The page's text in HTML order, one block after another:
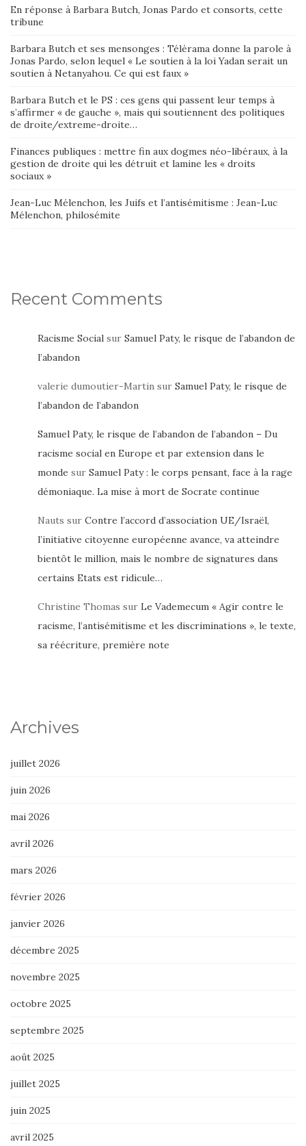
En réponse à Barbara Butch, Jonas Pardo et consorts, cette
tribune
Barbara Butch et ses mensonges : Télérama donne la parole à
Jonas Pardo, selon lequel « Le soutien à la loi Yadan serait un
soutien à Netanyahou. Ce qui est faux »
Barbara Butch et le PS : ces gens qui passent leur temps à
s’affirmer « de gauche », mais qui soutiennent des politiques
de droite/extreme-droite…
Finances publiques : mettre fin aux dogmes néo-libéraux, à la
gestion de droite qui les détruit et lamine les « droits
sociaux »
Jean-Luc Mélenchon, les Juifs et l’antisémitisme : Jean-Luc
Mélenchon, philosémite
Recent Comments
Racisme Social sur Samuel Paty, le risque de l’abandon de
l’abandon
valerie dumoutier-Martin sur Samuel Paty, le risque de
l’abandon de l’abandon
Samuel Paty, le risque de l’abandon de l’abandon – Du
racisme social en Europe et par extension dans le
monde sur Samuel Paty : le corps pensant, face à la rage
démoniaque. La mise à mort de Socrate continue
Nauts sur Contre l’accord d’association UE/Israël,
l’initiative citoyenne européenne avance, va atteindre
bientôt le million, mais le nombre de signatures dans
certains Etats est ridicule…
Christine Thomas sur Le Vademecum « Agir contre le
racisme, l’antisémitisme et les discriminations », le texte,
sa réécriture, première note
Archives
juillet 2026
juin 2026
mai 2026
avril 2026
mars 2026
février 2026
janvier 2026
décembre 2025
novembre 2025
octobre 2025
septembre 2025
août 2025
juillet 2025
juin 2025
avril 2025